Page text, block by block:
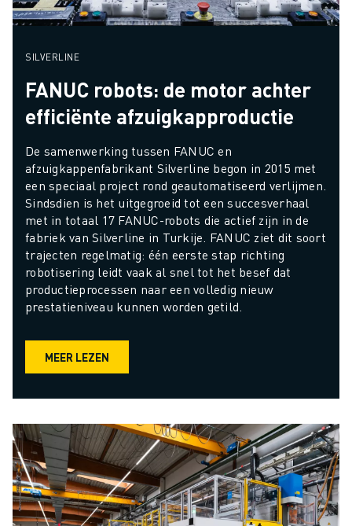
SILVERLINE
FANUC robots: de motor achter
efficiënte afzuigkapproductie
De samenwerking tussen FANUC en
afzuigkappenfabrikant Silverline begon in 2015 met
een speciaal project rond geautomatiseerd verlijmen.
Sindsdien is het uitgegroeid tot een succesverhaal
met in totaal 17 FANUC-robots die actief zijn in de
fabriek van Silverline in Turkije. FANUC ziet dit soort
trajecten regelmatig: één eerste stap richting
robotisering leidt vaak al snel tot het besef dat
productieprocessen naar een volledig nieuw
prestatieniveau kunnen worden getild.
MEER LEZEN